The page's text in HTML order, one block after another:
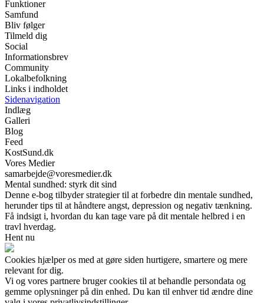
Funktioner
Samfund
Bliv følger
Tilmeld dig
Social
Informationsbrev
Community
Lokalbefolkning
Links i indholdet
Sidenavigation
Indlæg
Galleri
Blog
Feed
KostSund.dk
Vores Medier
samarbejde@voresmedier.dk
Mental sundhed: styrk dit sind
Denne e-bog tilbyder strategier til at forbedre din mentale sundhed,
herunder tips til at håndtere angst, depression og negativ tænkning.
Få indsigt i, hvordan du kan tage vare på dit mentale helbred i en
travl hverdag.
Hent nu
Cookies hjælper os med at gøre siden hurtigere, smartere og mere
relevant for dig.
Vi og vores partnere bruger cookies til at behandle persondata og
gemme oplysninger på din enhed. Du kan til enhver tid ændre dine